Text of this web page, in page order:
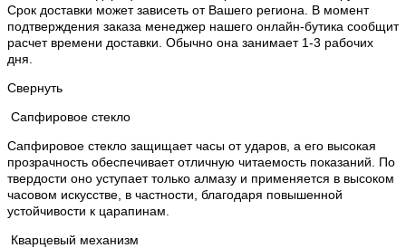
Срок доставки может зависеть от Вашего региона. В момент
подтверждения заказа менеджер нашего онлайн-бутика сообщит
расчет времени доставки. Обычно она занимает 1-3 рабочих
дня.
Свернуть
Сапфировое стекло
Сапфировое стекло защищает часы от ударов, а его высокая
прозрачность обеспечивает отличную читаемость показаний. По
твердости оно уступает только алмазу и применяется в высоком
часовом искусстве, в частности, благодаря повышенной
устойчивости к царапинам.
Кварцевый механизм